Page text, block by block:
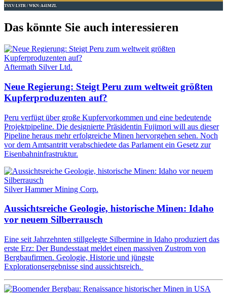
TSXV:LSTR / WKN:A41MZL
Das könnte Sie auch interessieren
Aftermath Silver Ltd.
Neue Regierung: Steigt Peru zum weltweit größten
Kupferproduzenten auf?
Peru verfügt über große Kupfervorkommen und eine bedeutende
Projektpipeline. Die designierte Präsidentin Fujimori will aus dieser
Pipeline heraus mehr erfolgreiche Minen hervorgehen sehen. Noch
vor dem Amtsantritt verabschiedete das Parlament ein Gesetz zur
Eisenbahninfrastruktur.
Silver Hammer Mining Corp.
Aussichtsreiche Geologie, historische Minen: Idaho
vor neuem Silberrausch
Eine seit Jahrzehnten stillgelegte Silbermine in Idaho produziert das
erste Erz: Der Bundesstaat meldet einen massiven Zustrom von
Bergbaufirmen. Geologie, Historie und jüngste
Explorationsergebnisse sind aussichtsreich.